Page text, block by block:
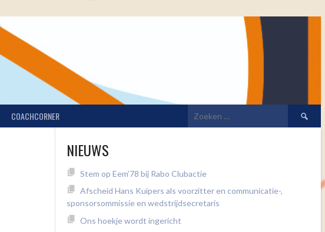
COACHCORNER
Zoeken
naar:
NIEUWS
Stem op Eem’78 bij Rabo Clubactie
Afscheid Hans Kuipers als voorzitter en communicatie-,
sponsorsommissie en wedstrijdsecretaris
Ons hoekje wordt ingericht